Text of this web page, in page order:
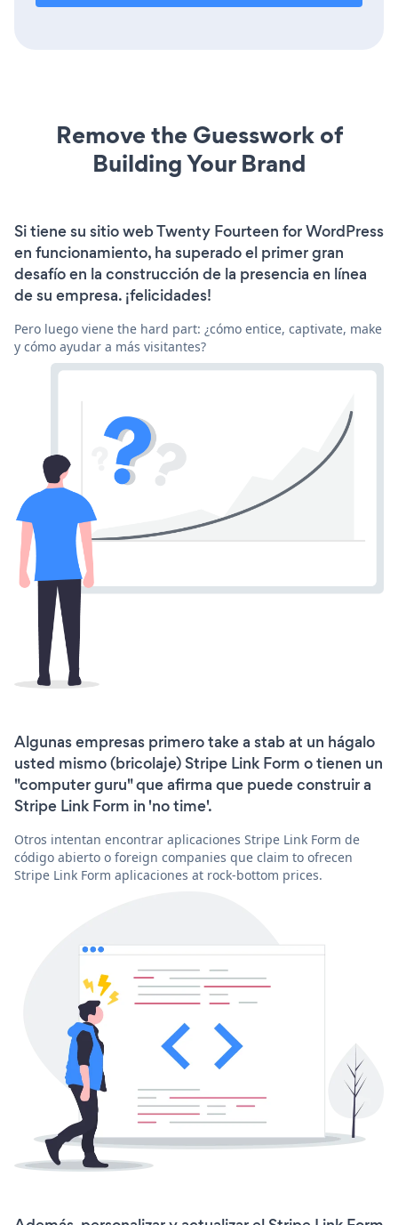
Remove the Guesswork of
Building Your Brand
Si tiene su sitio web Twenty Fourteen for WordPress
en funcionamiento, ha superado el primer gran
desafío en la construcción de la presencia en línea
de su empresa. ¡felicidades!
Pero luego viene the hard part: ¿cómo entice, captivate, make
y cómo ayudar a más visitantes?
Algunas empresas primero take a stab at un hágalo
usted mismo (bricolaje) Stripe Link Form o tienen un
"computer guru" que afirma que puede construir a
Stripe Link Form in 'no time'.
Otros intentan encontrar aplicaciones Stripe Link Form de
código abierto o foreign companies que claim to ofrecen
Stripe Link Form aplicaciones at rock-bottom prices.